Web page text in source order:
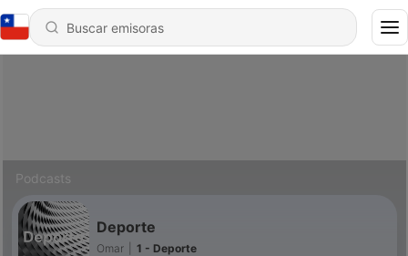
Podcasts
Deporte
Omar 1 - Deporte